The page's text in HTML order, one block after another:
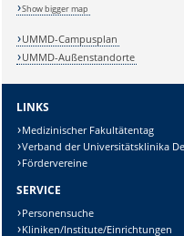
Sicherheitsabfrage:
Lösung:
Show bigger map
UMMD-Campusplan
UMMD-Außenstandorte
LINKS
Medizinischer Fakultätentag
Verband der Universitätsklinika
Fördervereine
SERVICE
Personensuche
Kliniken/Institute/Einrichtungen